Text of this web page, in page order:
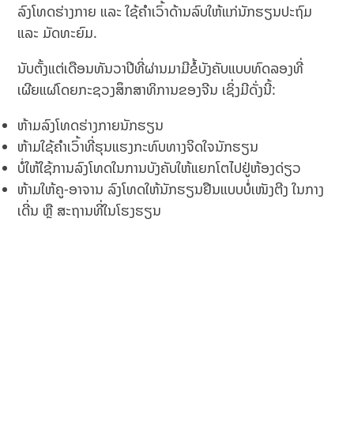
ລົງໂທດຮ່າງກາຍ ແລະ ໃຊ້ຄຳເວົ້າດ້ານລົບໃຫ້ແກ່ນັກຮຽນປະຖົມ
ແລະ ມັດທະຍົມ.
ນັບຕັ້ງແຕ່ເດືອນທັນວາປີທີ່ຜ່ານມາມີຂໍ້ບັງຄັບແບບທົດລອງທີ່
ເຜີຍແຜ່ໂດຍກະຊວງສຶກສາທິການຂອງຈີນ ເຊິ່ງມີດັ່ງນີ້:
ຫ້າມລົງໂທດຮ່າງກາຍນັກຮຽນ
ຫ້າມໃຊ້ຄຳເວົ້າທີ່ຮຸນແຮງກະທົບທາງຈິດໃຈນັກຮຽນ
ບໍ່ໃຫ້ໃຊ້ການລົງໂທດໃນການບັງຄັບໃຫ້ແຍກໂຕໄປຢູ່ຫ້ອງດ່ຽວ
ຫ້າມໃຫ້ຄູ-ອາຈານ ລົງໂທດໃຫ້ນັກຮຽນຢືນແບບບໍ່ເໜັງຕີງ ໃນກາງ
ເດີ່ນ ຫຼື ສະຖານທີ່ໃນໂຮງຮຽນ